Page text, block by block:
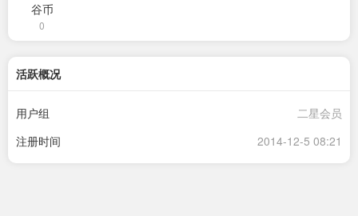
谷币
0
活跃概况
用户组
二星会员
注册时间
2014-12-5 08:21